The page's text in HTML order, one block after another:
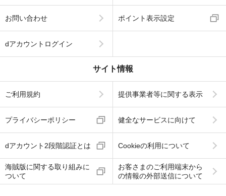
お問い合わせ ポイント表示設定
dアカウントログイン
サイト情報
ご利用規約 提供事業者等に関する表示
プライバシーポリシー 健全なサービスに向けて
dアカウント2段階認証とは Cookieの利用について
海賊版に関する取り組みに
ついて
お客さまのご利用端末から
の情報の外部送信について